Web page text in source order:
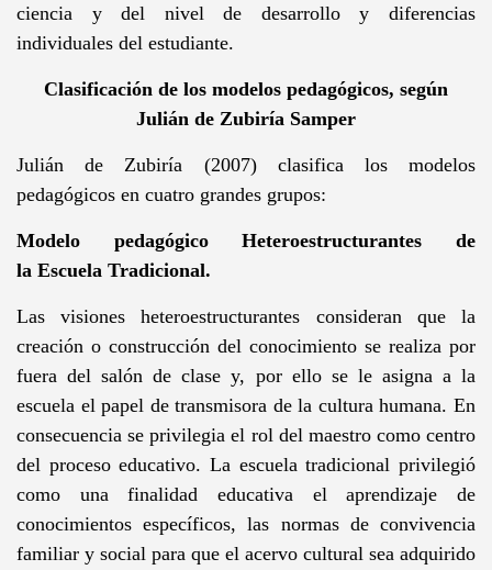
ciencia y del nivel de desarrollo y diferencias
individuales del estudiante.
Clasificación de los modelos pedagógicos, según
Julián de Zubiría Samper
Julián de Zubiría (2007) clasifica los modelos
pedagógicos en cuatro grandes grupos:
Modelo pedagógico Heteroestructurantes de
la Escuela Tradicional.
Las visiones heteroestructurantes consideran que la
creación o construcción del conocimiento se realiza por
fuera del salón de clase y, por ello se le asigna a la
escuela el papel de transmisora de la cultura humana. En
consecuencia se privilegia el rol del maestro como centro
del proceso educativo. La escuela tradicional privilegió
como una finalidad educativa el aprendizaje de
conocimientos específicos, las normas de convivencia
familiar y social para que el acervo cultural sea adquirido